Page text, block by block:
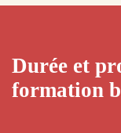
Durée et
formation